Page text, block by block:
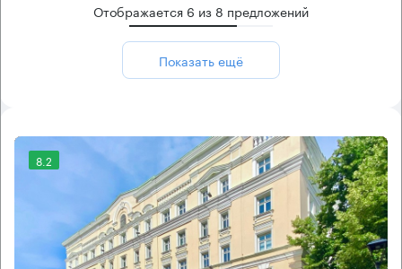
Отображается 6 из 8 предложений
Показать ещё
8.2